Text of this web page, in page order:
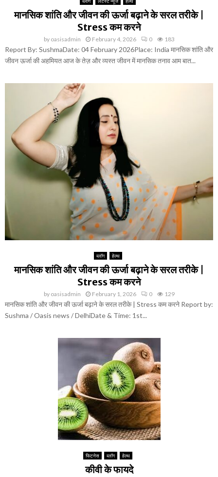
मानसिक शांति और जीवन की ऊर्जा बढ़ाने के सरल तरीके |
Stress कम करने
by oasisadmin February 4, 2026 0 183
Report By: SushmaDate: 04 February 2026Place: India मानसिक शांति और
जीवन ऊर्जा की अहमियत आज के तेज़ और व्यस्त जीवन में मानसिक तनाव आम बात...
ब्लॉग हेल्थ
मानसिक शांति और जीवन की ऊर्जा बढ़ाने के सरल तरीके |
Stress कम करने
by oasisadmin February 1, 2026 0 129
मानसिक शांति और जीवन की ऊर्जा बढ़ाने के सरल तरीके | Stress कम करने Report by:
Sushma / Oasis news / DelhiDate & Time: 1st...
फिटनेस ब्लॉग हेल्थ
कीवी के फायदे